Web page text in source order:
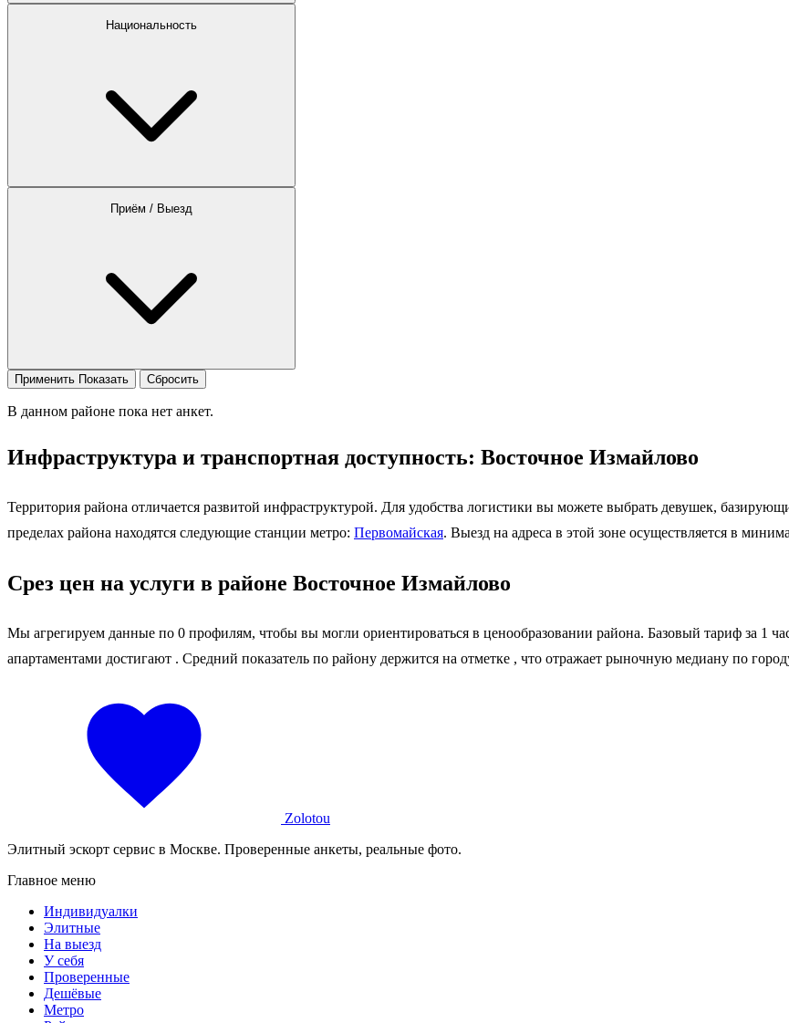
Национальность
Приём / Выезд
Применить Показать Сбросить
В данном районе пока нет анкет.
Инфраструктура и транспортная доступность: Восточное Измайлово
Территория района отличается развитой инфраструктурой. Для удобства логистики вы можете выбрать девушек,
пределах района находятся следующие станции метро: Первомайская. Выезд на адреса в этой зоне осуществляется в
Срез цен на услуги в районе Восточное Измайлово
Мы агрегируем данные по 0 профилям, чтобы вы могли ориентироваться в ценообразовании района. Базовый тариф за 1
апартаментами достигают . Средний показатель по району держится на отметке , что отражает рыночную медиану по
Zolotou
Элитный эскорт сервис в Москве. Проверенные анкеты, реальные фото.
Главное меню
Индивидуалки
Элитные
На выезд
У себя
Проверенные
Дешёвые
Метро